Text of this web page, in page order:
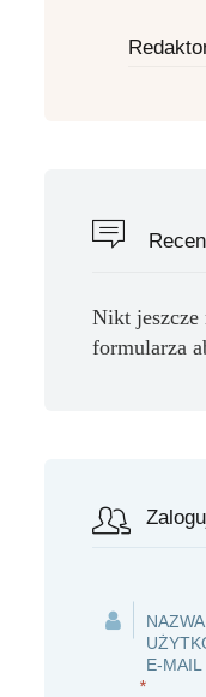
Nikt jeszcze
formularza
NAZWA
E-MAIL
*